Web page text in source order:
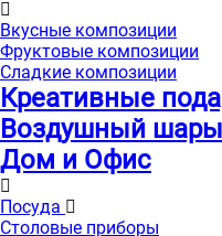
Вкусные композиции
Фруктовые композиции
Сладкие композиции
Креативные
Воздушный шары
Дом и Офис
Посуда
Столовые приборы